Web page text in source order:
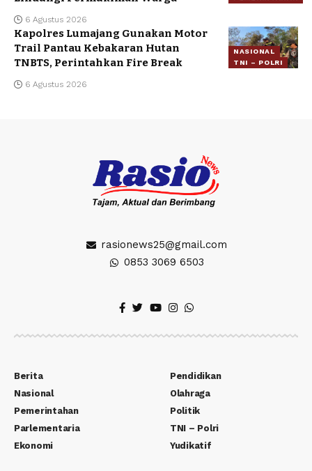
6 Agustus 2026
NASIONAL
TNI – POLRI
Kapolres Lumajang Gunakan Motor
Trail Pantau Kebakaran Hutan
TNBTS, Perintahkan Fire Break
6 Agustus 2026
rasionews25@gmail.com
0853 3069 6503
Berita
Nasional
Pemerintahan
Parlementaria
Ekonomi
Pendidikan
Olahraga
Politik
TNI – Polri
Yudikatif